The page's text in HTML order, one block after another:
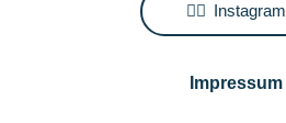
Instagram
Impressum